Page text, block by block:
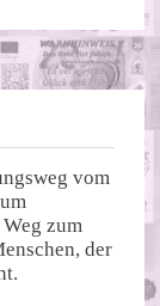
vom
zum
der